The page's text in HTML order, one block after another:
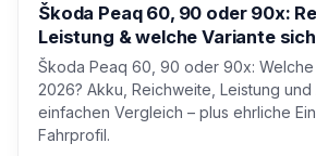
Škoda Peaq 60, 90 oder 90x:
Leistung & welche Variante
Škoda Peaq 60, 90 oder 90x: Welche
2026? Akku, Reichweite, Leistung und
einfachen Vergleich – plus ehrliche
Fahrprofil.